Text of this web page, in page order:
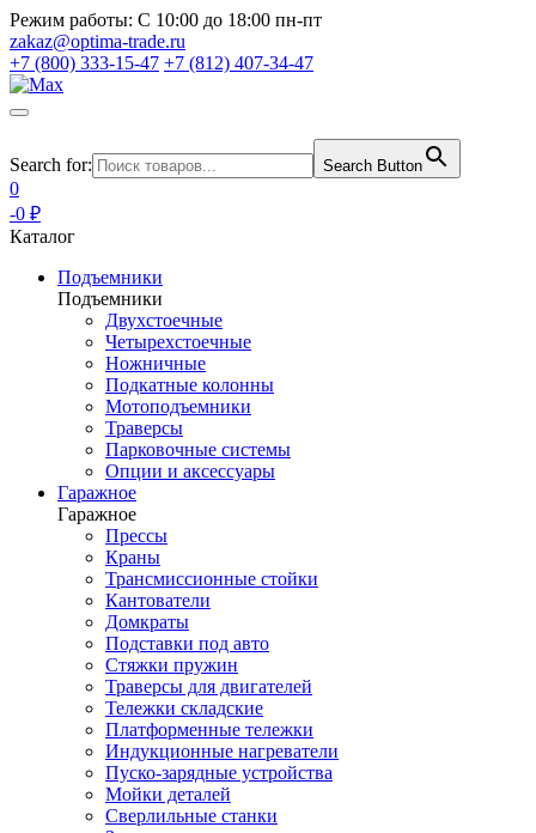
Режим работы: С 10:00 до 18:00 пн-пт
zakaz@optima-trade.ru
+7 (800) 333-15-47 +7 (812) 407-34-47
Search for: Search Button
0
-0 ₽
Каталог
Подъемники
Подъемники
Двухстоечные
Четырехстоечные
Ножничные
Подкатные колонны
Мотоподъемники
Траверсы
Парковочные системы
Опции и аксессуары
Гаражное
Гаражное
Прессы
Краны
Трансмиссионные стойки
Кантователи
Домкраты
Подставки под авто
Стяжки пружин
Траверсы для двигателей
Тележки складские
Платформенные тележки
Индукционные нагреватели
Пуско-зарядные устройства
Мойки деталей
Сверлильные станки